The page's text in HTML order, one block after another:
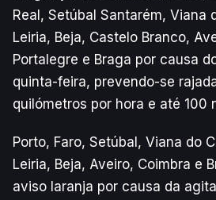
Real, Setúbal Santarém, Viana
Leiria, Beja, Castelo Branco,
Portalegre e Braga por causa
quinta-feira, prevendo-se
quilómetros por hora e até 100
Porto, Faro, Setúbal, Viana do
Leiria, Beja, Aveiro, Coimbra e
aviso laranja por causa da